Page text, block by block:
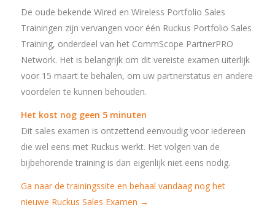
De oude bekende Wired en Wireless Portfolio Sales
Trainingen zijn vervangen voor één Ruckus Portfolio Sales
Training, onderdeel van het CommScope PartnerPRO
Network. Het is belangrijk om dit vereiste examen uiterlijk
voor 15 maart te behalen, om uw partnerstatus en andere
voordelen te kunnen behouden.
Het kost nog geen 5 minuten
Dit sales examen is ontzettend eenvoudig voor iedereen
die wel eens met Ruckus werkt. Het volgen van de
bijbehorende training is dan eigenlijk niet eens nodig.
Ga naar de trainingssite en behaal vandaag nog het
nieuwe Ruckus Sales Examen →